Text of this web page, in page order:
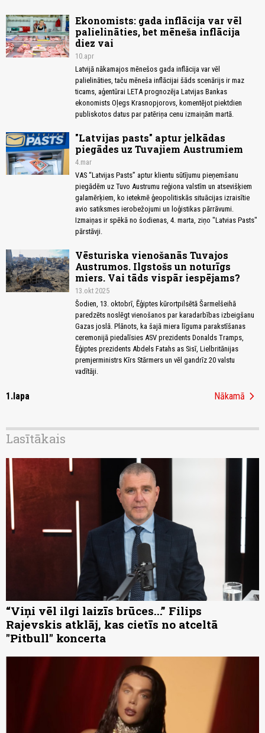
Ekonomists: gada inflācija var vēl
palielināties, bet mēneša inflācija
diez vai
10.apr
Latvijā nākamajos mēnešos gada inflācija var vēl
palielināties, taču mēneša inflācijai šāds scenārijs ir maz
ticams, aģentūrai LETA prognozēja Latvijas Bankas
ekonomists Oļegs Krasnopjorovs, komentējot piektdien
publiskotos datus par patēriņa cenu izmaiņām martā.
"Latvijas pasts" aptur jelkādas
piegādes uz Tuvajiem Austrumiem
4.mar
VAS “Latvijas Pasts” aptur klientu sūtījumu pieņemšanu
piegādēm uz Tuvo Austrumu reģiona valstīm un atsevišķiem
galamērķiem, ko ietekmē ģeopolitiskās situācijas izraisītie
avio satiksmes ierobežojumi un loģistikas pārrāvumi.
Izmaiņas ir spēkā no šodienas, 4. marta, ziņo "Latvias Pasts"
pārstāvji.
Vēsturiska vienošanās Tuvajos
Austrumos. Ilgstošs un noturīgs
miers. Vai tāds vispār iespējams?
13.okt 2025
Šodien, 13. oktobrī, Ēģiptes kūrortpilsētā Šarmelšeihā
paredzēts noslēgt vienošanos par karadarbības izbeigšanu
Gazas joslā. Plānots, ka šajā miera līguma parakstīšanas
ceremonijā piedalīsies ASV prezidents Donalds Tramps,
Ēģiptes prezidents Abdels Fatahs as Sisī, Lielbritānijas
premjerministrs Kīrs Stārmers un vēl gandrīz 20 valstu
vadītāji.
1.lapa Nākamā chevron_right
Lasītākais
“Viņi vēl ilgi laizīs brūces...” Filips
Rajevskis atklāj, kas cietīs no atceltā
"Pitbull" koncerta